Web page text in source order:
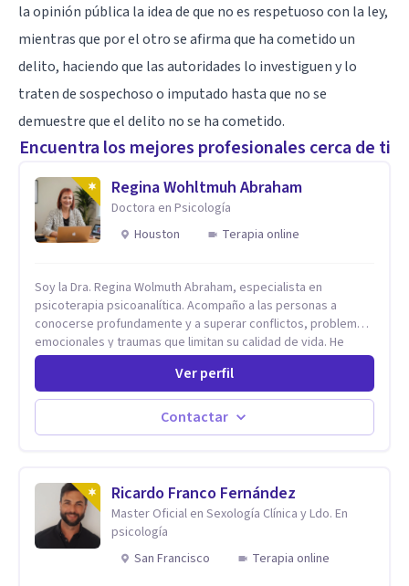
la opinión pública la idea de que no es respetuoso con la ley,
mientras que por el otro se afirma que ha cometido un
delito, haciendo que las autoridades lo investiguen y lo
traten de sospechoso o imputado hasta que no se
demuestre que el delito no se ha cometido.
Encuentra los mejores profesionales cerca de ti
Regina Wohltmuh Abraham
Doctora en Psicología
Houston
Terapia online
Soy la Dra. Regina Wolmuth Abraham, especialista en
psicoterapia psicoanalítica. Acompaño a las personas a
conocerse profundamente y a superar conflictos, problemas
emocionales y traumas que limitan su calidad de vida. He
trabajado en reconocidas instituciones como el Hospital
Psiquiátrico San Rafael, Instituto Psiquiátrico MENDAO, San
Bernardino, Hospital Psiquiátrico Infantil y el Centro de
Integración Juvenil. Además, tuve el privilegio de colaborar
en comunidades como Olivar del Conde y Xochimilco, lo que
Ver perfil
Contactar
Ricardo Franco Fernández
Master Oficial en Sexología Clínica y Ldo. En
psicología
San Francisco
Terapia online